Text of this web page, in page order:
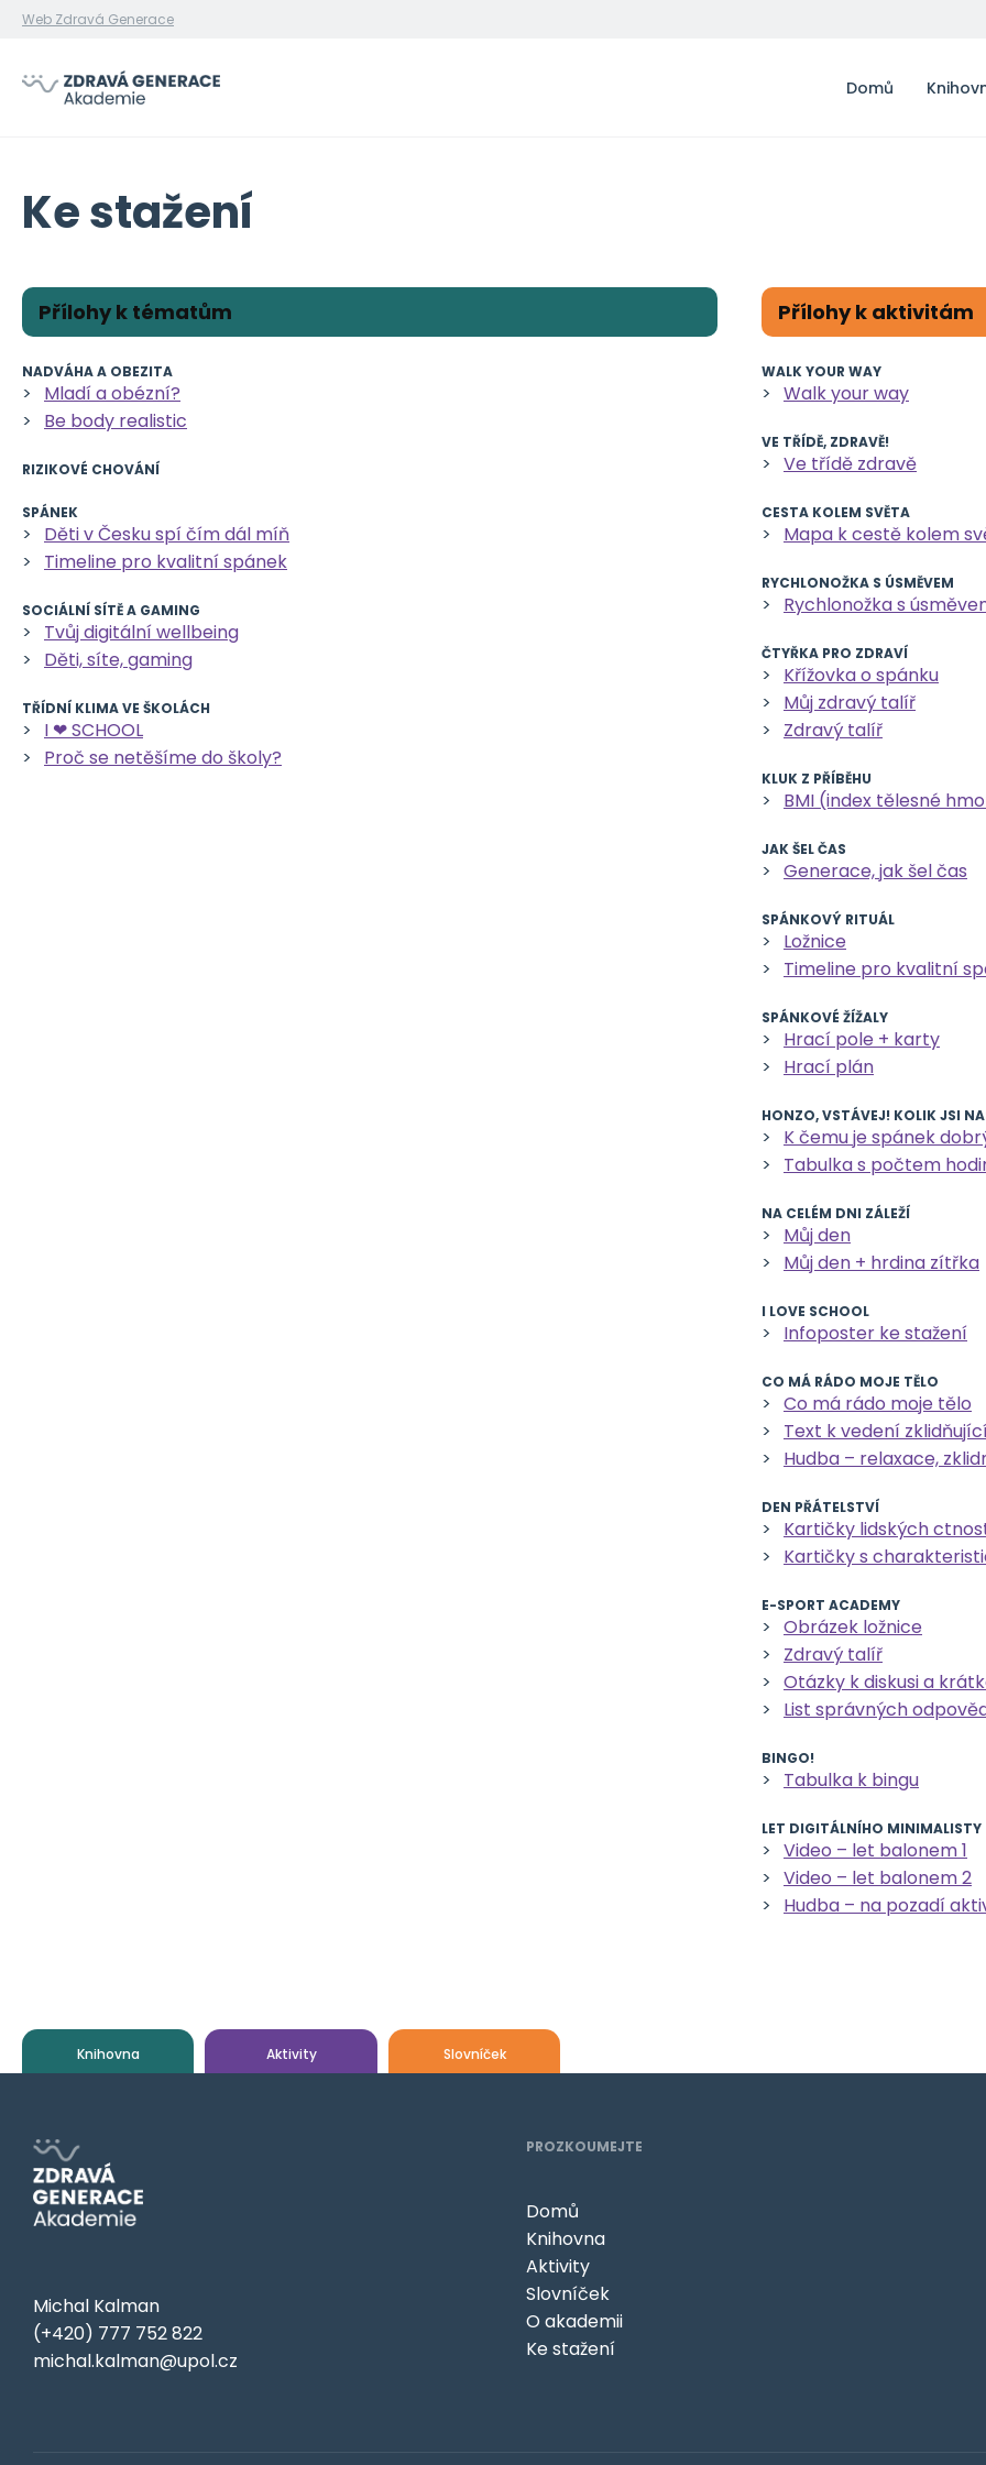
Web Zdravá Generace
Domů
Ke stažení
Přílohy k tématům
NADVÁHA A OBEZITA
Mladí a obézní?
Be body realistic
RIZIKOVÉ CHOVÁNÍ
SPÁNEK
Děti v Česku spí čím dál míň
Timeline pro kvalitní spánek
SOCIÁLNÍ SÍTĚ A GAMING
Tvůj digitální wellbeing
Děti, síte, gaming
TŘÍDNÍ KLIMA VE ŠKOLÁCH
I ❤ SCHOOL
Proč se netěšíme do školy?
Přílohy k aktivitám
WALK YOUR WAY
Walk your way
VE TŘÍDĚ, ZDRAVĚ!
Ve třídě zdravě
CESTA KOLEM SVĚTA
Mapa k cestě kolem
RYCHLONOŽKA S ÚSMĚVEM
Rychlonožka s
ČTYŘKA PRO ZDRAVÍ
Křížovka o spánku
Můj zdravý talíř
Zdravý talíř
KLUK Z PŘÍBĚHU
BMI (index tělesné
JAK ŠEL ČAS
Generace, jak šel čas
SPÁNKOVÝ RITUÁL
Ložnice
Timeline pro kvalitní
SPÁNKOVÉ ŽÍŽALY
Hrací pole + karty
Hrací plán
HONZO, VSTÁVEJ! KOLIK JSI
K čemu je spánek
Tabulka s počtem
NA CELÉM DNI ZÁLEŽÍ
Můj den
Můj den + hrdina zítřka
I LOVE SCHOOL
Infoposter ke stažení
CO MÁ RÁDO MOJE TĚLO
Co má rádo moje tělo
Text k vedení
Hudba – relaxace,
DEN PŘÁTELSTVÍ
Kartičky lidských
Kartičky s
E-SPORT ACADEMY
Obrázek ložnice
Zdravý talíř
Otázky k diskusi a
List správných
BINGO!
Tabulka k bingu
LET DIGITÁLNÍHO MINIMALISTY
Video – let balonem 1
Video – let balonem 2
Hudba – na pozadí
Knihovna Aktivity Slovníček
Michal Kalman
(+420) 777 752 822
michal.kalman@upol.cz
PROZKOUMEJTE
Domů
Knihovna
Aktivity
Slovníček
O akademii
Ke stažení